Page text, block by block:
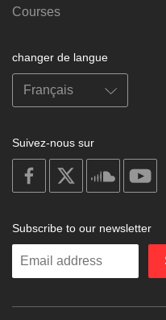
Courses
changer de langue
Suivez-nous sur
on
facebook
Subscribe to our newsletter
Enter